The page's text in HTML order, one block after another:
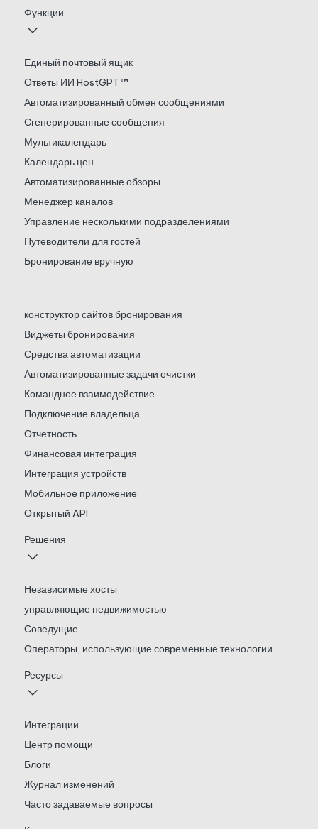
Функции
Единый почтовый ящик
Ответы ИИ HostGPT™
Автоматизированный обмен сообщениями
Сгенерированные сообщения
Мультикалендарь
Календарь цен
Автоматизированные обзоры
Менеджер каналов
Управление несколькими подразделениями
Путеводители для гостей
Бронирование вручную
конструктор сайтов бронирования
Виджеты бронирования
Средства автоматизации
Автоматизированные задачи очистки
Командное взаимодействие
Подключение владельца
Отчетность
Финансовая интеграция
Интеграция устройств
Мобильное приложение
Открытый API
Решения
Независимые хосты
управляющие недвижимостью
Соведущие
Операторы, использующие современные технологии
Ресурсы
Интеграции
Центр помощи
Блоги
Журнал изменений
Часто задаваемые вопросы